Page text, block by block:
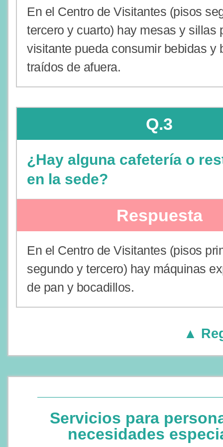
En el Centro de Visitantes (pisos
tercero y cuarto) hay mesas y sillas
visitante pueda consumir bebidas y
traídos de afuera.
Q.3
¿Hay alguna cafetería o
en la sede?
Respuesta
En el Centro de Visitantes (pisos
segundo y tercero) hay máquinas
de pan y bocadillos.
▲
Servicios para
necesidades